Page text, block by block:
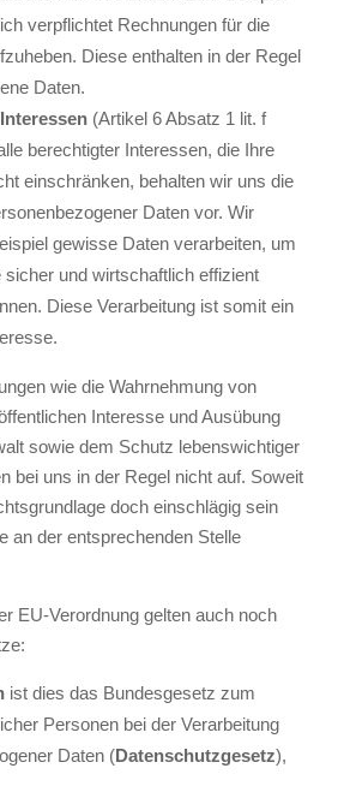
verpflichtet Rechnungen für die
Diese enthalten in der Regel
Daten.
(Artikel 6 Absatz 1 lit. f
berechtigter Interessen, die Ihre
einschränken, behalten wir uns die
Daten vor. Wir
gewisse Daten verarbeiten, um
sicher und wirtschaftlich effizient
Diese Verarbeitung ist somit ein
wie die Wahrnehmung von
Interesse und Ausübung
sowie dem Schutz lebenswichtiger
bei uns in der Regel nicht auf. Soweit
doch einschlägig sein
an der entsprechenden Stelle
EU-Verordnung gelten auch noch
ist dies das Bundesgesetz zum
Personen bei der Verarbeitung
Daten (Datenschutzgesetz),